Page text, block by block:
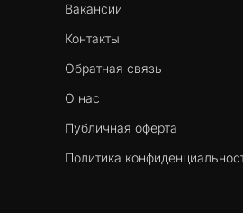
Вакансии
Контакты
Обратная связь
О нас
Публичная оферта
Политика